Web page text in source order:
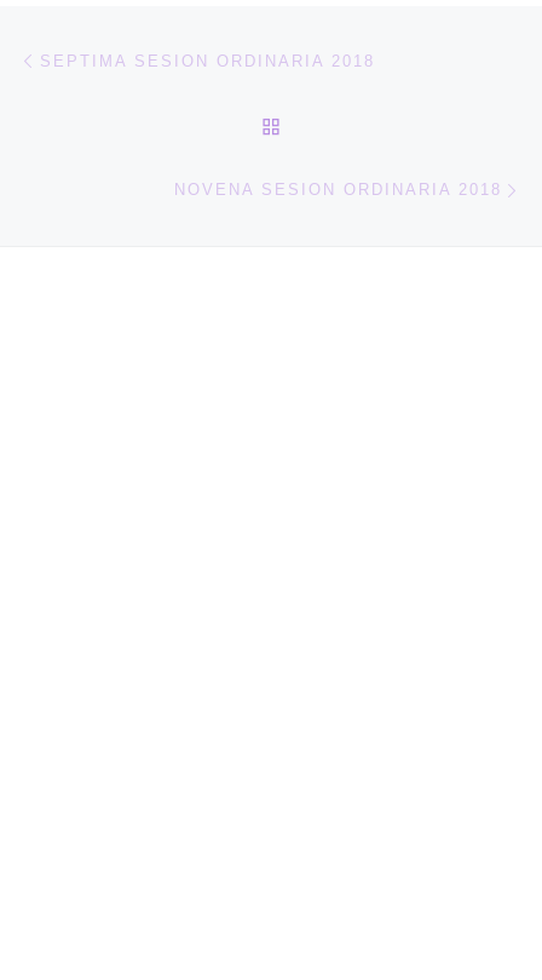
Navegación de entradas
SEPTIMA SESION ORDINARIA 2018
NOVENA SESION ORDINARIA 2018